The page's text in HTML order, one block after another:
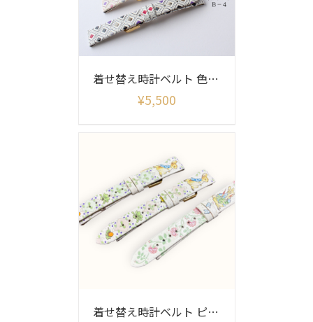
着せ替え時計ベルト 色あそび柄(ベルトのみ)
¥5,500
着せ替え時計ベルト ピーターラビット柄(ベルトのみ)